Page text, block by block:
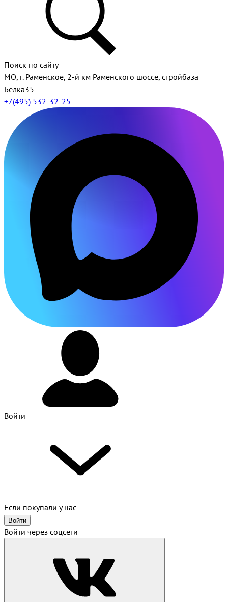
Поиск по сайту
МО, г. Раменское, 2-й км Раменского шоссе, стройбаза
Белка35
+7(495) 532-32-25
Войти
Если покупали у нас
Войти
Войти через соцсети